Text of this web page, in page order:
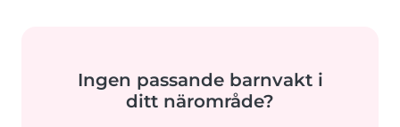
Ingen passande barnvakt i
ditt närområde?